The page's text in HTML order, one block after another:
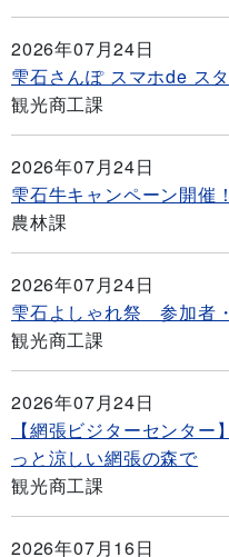
2026年07月24日
雫石さんぽ スマホde ス
観光商工課
2026年07月24日
雫石牛キャンペーン開催！
農林課
2026年07月24日
雫石よしゃれ祭 参加者
観光商工課
2026年07月24日
【網張ビジターセン
っと涼しい網張の森で
観光商工課
2026年07月16日